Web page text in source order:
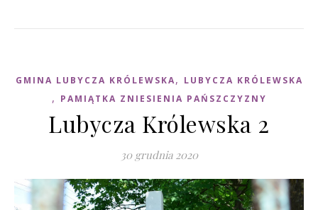
GMINA LUBYCZA KRÓLEWSKA, LUBYCZA KRÓLEWSKA
, PAMIĄTKA ZNIESIENIA PAŃSZCZYZNY
Lubycza Królewska 2
30 grudnia 2020